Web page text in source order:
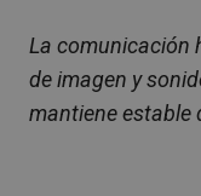
La comunicación
de imagen y
mantiene estable